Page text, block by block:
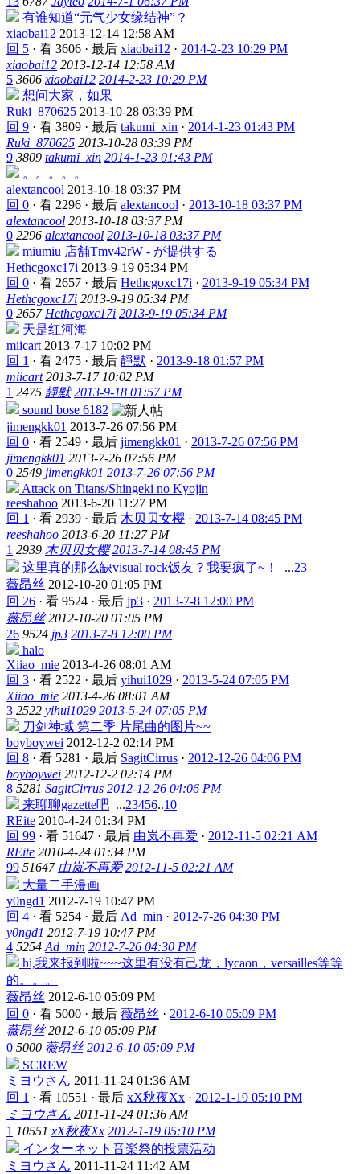
有谁知道“元气少女缘结神”？
xiaobai12 2013-12-14 12:58 AM
回 5 · 看 3606 · 最后 xiaobai12 · 2014-2-23 10:29 PM
xiaobai12 2013-12-14 12:58 AM
5 3606 xiaobai12 2014-2-23 10:29 PM
想问大家，如果
Ruki_870625 2013-10-28 03:39 PM
回 9 · 看 3809 · 最后 takumi_xin · 2014-1-23 01:43 PM
Ruki_870625 2013-10-28 03:39 PM
9 3809 takumi_xin 2014-1-23 01:43 PM
。。。。。
alextancool 2013-10-18 03:37 PM
回 0 · 看 2296 · 最后 alextancool · 2013-10-18 03:37 PM
alextancool 2013-10-18 03:37 PM
0 2296 alextancool 2013-10-18 03:37 PM
miumiu 店舗Tmv42rW - が提供する
Hethcgoxc17i 2013-9-19 05:34 PM
回 0 · 看 2657 · 最后 Hethcgoxc17i · 2013-9-19 05:34 PM
Hethcgoxc17i 2013-9-19 05:34 PM
0 2657 Hethcgoxc17i 2013-9-19 05:34 PM
天是红河海
miicart 2013-7-17 10:02 PM
回 1 · 看 2475 · 最后 靜默 · 2013-9-18 01:57 PM
miicart 2013-7-17 10:02 PM
1 2475 靜默 2013-9-18 01:57 PM
sound bose 6182
jimengkk01 2013-7-26 07:56 PM
回 0 · 看 2549 · 最后 jimengkk01 · 2013-7-26 07:56 PM
jimengkk01 2013-7-26 07:56 PM
0 2549 jimengkk01 2013-7-26 07:56 PM
Attack on Titans/Shingeki no Kyojin
reeshahoo 2013-6-20 11:27 PM
回 1 · 看 2939 · 最后 木贝贝女樱 · 2013-7-14 08:45 PM
reeshahoo 2013-6-20 11:27 PM
1 2939 木贝贝女樱 2013-7-14 08:45 PM
这里真的那么缺visual rock饭友？我要疯了~！
...23
薇昂丝 2012-10-20 01:05 PM
回 26 · 看 9524 · 最后 jp3 · 2013-7-8 12:00 PM
薇昂丝 2012-10-20 01:05 PM
26 9524 jp3 2013-7-8 12:00 PM
halo
Xiiao_mie 2013-4-26 08:01 AM
回 3 · 看 2522 · 最后 yihui1029 · 2013-5-24 07:05 PM
Xiiao_mie 2013-4-26 08:01 AM
3 2522 yihui1029 2013-5-24 07:05 PM
刀剑神域 第二季 片尾曲的图片~~
boyboywei 2012-12-2 02:14 PM
回 8 · 看 5281 · 最后 SagitCirrus · 2012-12-26 04:06 PM
boyboywei 2012-12-2 02:14 PM
8 5281 SagitCirrus 2012-12-26 04:06 PM
来聊聊gazette吧 ...23456..10
REite 2010-4-24 01:34 PM
回 99 · 看 51647 · 最后 由岚不再爱 · 2012-11-5 02:21 AM
REite 2010-4-24 01:34 PM
99 51647 由岚不再爱 2012-11-5 02:21 AM
大量二手漫画
y0ngd1 2012-7-19 10:47 PM
回 4 · 看 5254 · 最后 Ad_min · 2012-7-26 04:30 PM
y0ngd1 2012-7-19 10:47 PM
4 5254 Ad_min 2012-7-26 04:30 PM
hi,我来报到啦~~~这里有没有己龙，lycaon，versailles等等
的。。。
薇昂丝 2012-6-10 05:09 PM
回 0 · 看 5000 · 最后 薇昂丝 · 2012-6-10 05:09 PM
薇昂丝 2012-6-10 05:09 PM
0 5000 薇昂丝 2012-6-10 05:09 PM
SCREW
ミヨウさん 2011-11-24 01:36 AM
回 1 · 看 10551 · 最后 xX秋夜Xx · 2012-1-19 05:10 PM
ミヨウさん 2011-11-24 01:36 AM
1 10551 xX秋夜Xx 2012-1-19 05:10 PM
インターネット音楽祭的投票活动
ミヨウさん 2011-11-24 11:42 AM